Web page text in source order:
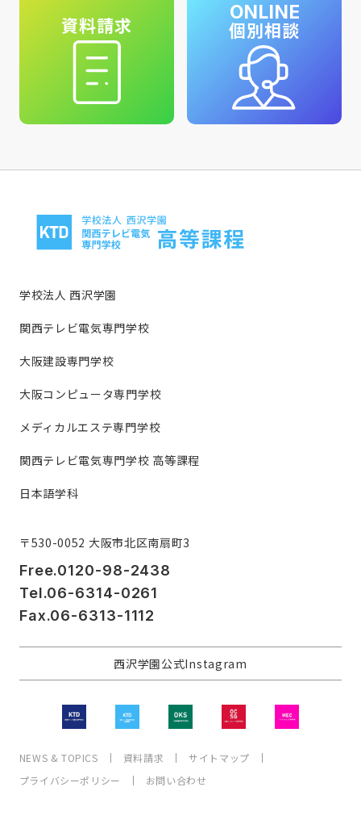
資料請求
ONLINE
個別相談
学校法人 西沢学園
関西テレビ電気専門学校
大阪建設専門学校
大阪コンピュータ専門学校
メディカルエステ専門学校
関西テレビ電気専門学校 高等課程
日本語学科
〒530-0052 大阪市北区南扇町3
Free.0120-98-2438
Tel.06-6314-0261
Fax.06-6313-1112
西沢学園公式Instagram
NEWS & TOPICS 資料請求
サイトマップ
プライバシーポリシー
お問い合わせ